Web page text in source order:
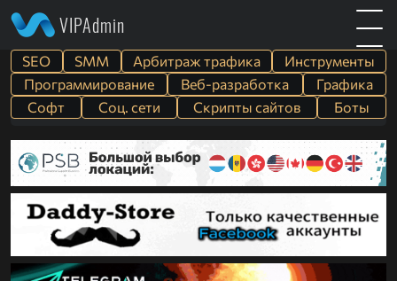
VIPAdmin
SEO SMM Арбитраж трафика
Инструменты
Программирование
Веб-разработка
Графика
Софт
Cоц. сети Скрипты сайтов Боты